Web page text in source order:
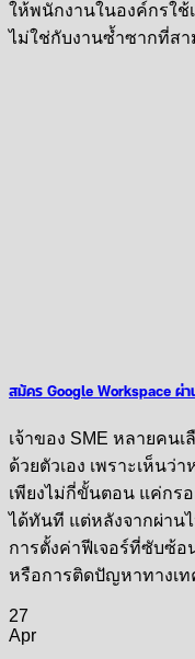
ให้พนักงานในองค์กรใช้
ไม่ใช่กับงานซ้ำซากที่สา
สมัคร Google Workspace ผ่
เจ้าของ SME หลายคนเ
ด้วยตัวเอง เพราะเห็นว่
เพียงไม่กี่ขั้นตอน แค่กร
ได้ทันที แต่หลังจากผ่าน
การตั้งค่าฟีเจอร์ที่ซับซ้
หรือการติดปัญหาทางเท
27
Apr